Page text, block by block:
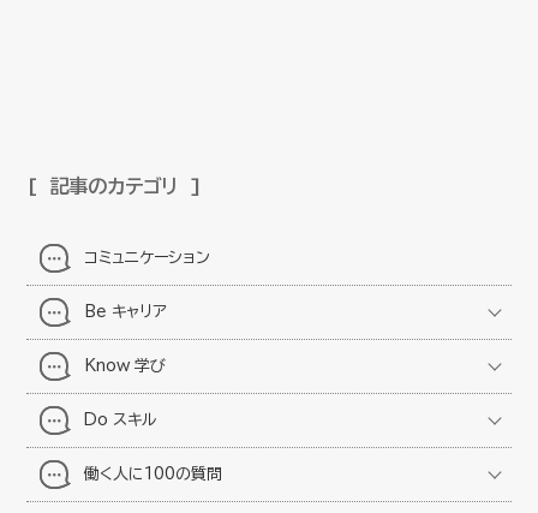
記事のカテゴリ
コミュニケーション
Be キャリア
Know 学び
Do スキル
働く人に100の質問